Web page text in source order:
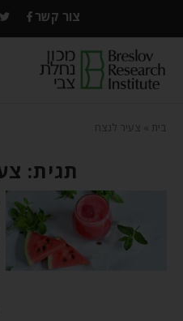
צור קשר
בית צעיר לנצח
תגית: